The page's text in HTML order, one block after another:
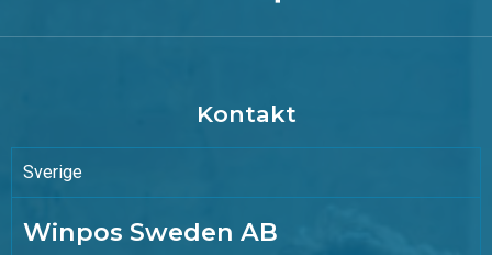
Kontakt
Sverige
Winpos Sweden AB